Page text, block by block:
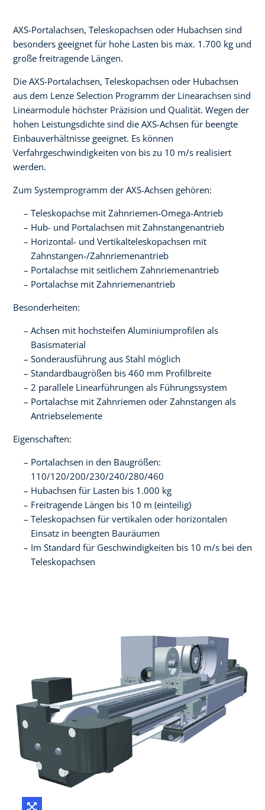
AXS-Portalachsen, Teleskopachsen oder Hubachsen sind
besonders geeignet für hohe Lasten bis max. 1.700 kg und
große freitragende Längen.
Die AXS-Portalachsen, Teleskopachsen oder Hubachsen
aus dem Lenze Selection Programm der Linearachsen sind
Linearmodule höchster Präzision und Qualität. Wegen der
hohen Leistungsdichte sind die AXS-Achsen für beengte
Einbauverhältnisse geeignet. Es können
Verfahrgeschwindigkeiten von bis zu 10 m/s realisiert
werden.
Zum Systemprogramm der AXS-Achsen gehören:
Teleskopachse mit Zahnriemen-Omega-Antrieb
Hub- und Portalachsen mit Zahnstangenantrieb
Horizontal- und Vertikalteleskopachsen mit
Zahnstangen-/Zahnriemenantrieb
Portalachse mit seitlichem Zahnriemenantrieb
Portalachse mit Zahnriemenantrieb
Besonderheiten:
Achsen mit hochsteifen Aluminiumprofilen als
Basismaterial
Sonderausführung aus Stahl möglich
Standardbaugrößen bis 460 mm Profilbreite
2 parallele Linearführungen als Führungssystem
Portalachse mit Zahnriemen oder Zahnstangen als
Antriebselemente
Eigenschaften:
Portalachsen in den Baugrößen:
110/120/200/230/240/280/460
Hubachsen für Lasten bis 1.000 kg
Freitragende Längen bis 10 m (einteilig)
Teleskopachsen für vertikalen oder horizontalen
Einsatz in beengten Bauräumen
Im Standard für Geschwindigkeiten bis 10 m/s bei den
Teleskopachsen